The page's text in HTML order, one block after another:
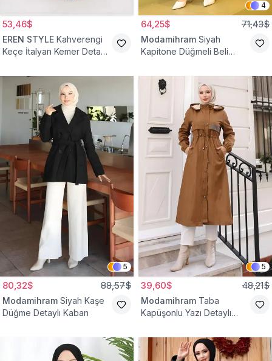
53,46$
EREN STYLE Kahverengi
Keçe İtalyan Kemer Detaylı
4
64,25$ 71,43$
Modamihram Siyah
Kapitone Düğmeli Beli
5
80,32$ 88,57$
Modamihram Siyah Kaşe
Düğme Detaylı Kaban
5
39,60$ 48,21$
Modamihram Taba
Kapüşonlu Yazı Detaylı